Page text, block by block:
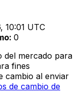
10:01 UTC
: 0
del mercado para
fines
cambio al enviar
de cambio de